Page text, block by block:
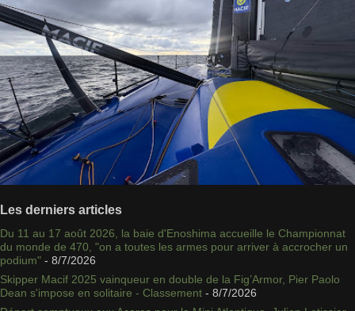
Les derniers articles
Du 11 au 17 août 2026, la baie d'Enoshima accueille le Championnat
du monde de 470, "on a toutes les armes pour arriver à accrocher un
podium" - 8/7/2026
Skipper Macif 2025 vainqueur en double de la Fig’Armor, Pier Paolo
Dean s'impose en solitaire - Classement - 8/7/2026